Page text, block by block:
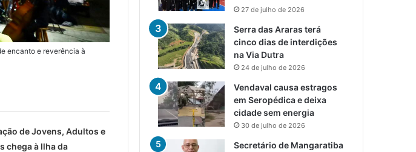
encanto e reverência à
de Jovens, Adultos e
chega à Ilha da
27 de julho de 2026
Serra das Araras terá
cinco dias de interdições
na Via Dutra
24 de julho de 2026
Vendaval causa estragos
em Seropédica e deixa
cidade sem energia
30 de julho de 2026
Secretário de Mangaratiba